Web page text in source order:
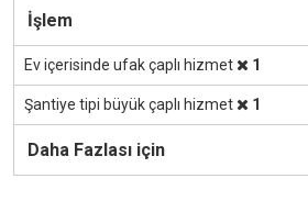
İşlem
Ev içerisinde ufak çaplı hizmet 1
Şantiye tipi büyük çaplı hizmet 1
Daha Fazlası için